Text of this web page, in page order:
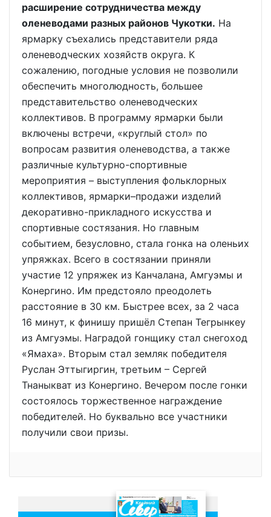
расширение сотрудничества между
оленеводами разных районов Чукотки. На
ярмарку съехались представители ряда
оленеводческих хозяйств округа. К
сожалению, погодные условия не позволили
обеспечить многолюдность, большее
представительство оленеводческих
коллективов. В программу ярмарки были
включены встречи, «круглый стол» по
вопросам развития оленеводства, а также
различные культурно-спортивные
мероприятия – выступления фольклорных
коллективов, ярмарки–продажи изделий
декоративно-прикладного искусства и
спортивные состязания. Но главным
событием, безусловно, стала гонка на оленьих
упряжках. Всего в состязании приняли
участие 12 упряжек из Канчалана, Амгуэмы и
Конергино. Им предстояло преодолеть
расстояние в 30 км. Быстрее всех, за 2 часа
16 минут, к финишу пришёл Степан Тегрынкеу
из Амгуэмы. Наградой гонщику стал снегоход
«Ямаха». Вторым стал земляк победителя
Руслан Эттыгиргин, третьим – Сергей
Тнаныкват из Конергино. Вечером после гонки
состоялось торжественное награждение
победителей. Но буквально все участники
получили свои призы.